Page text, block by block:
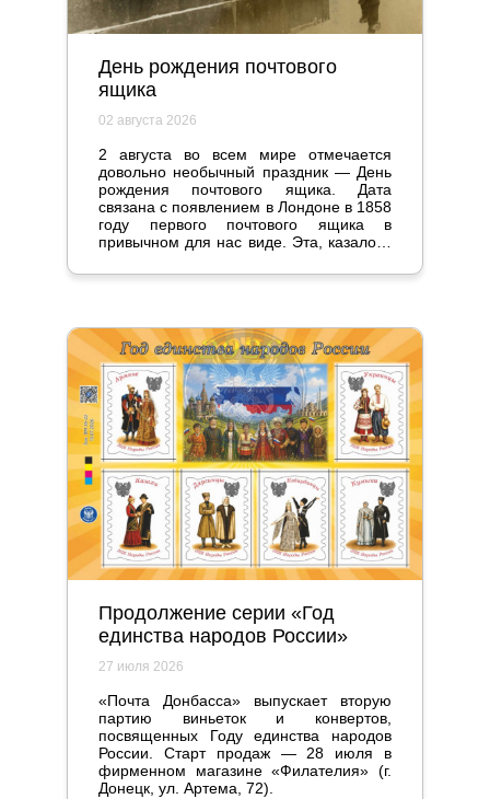
День рождения почтового
ящика
02 августа 2026
2 августа во всем мире отмечается
довольно необычный праздник — День
рождения почтового ящика. Дата
связана с появлением в Лондоне в 1858
году первого почтового ящика в
привычном для нас виде. Эта, казалось
и серьезно повлияла на жизнь
Продолжение серии «Год
единства народов России»
27 июля 2026
«Почта Донбасса» выпускает вторую
партию виньеток и конвертов,
посвященных Году единства народов
России. Старт продаж — 28 июля в
фирменном магазине «Филателия» (г.
Донецк, ул. Артема, 72).